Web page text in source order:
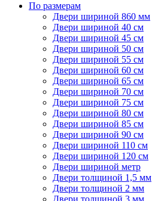
По размерам
Двери шириной 860 мм
Двери шириной 40 см
Двери шириной 45 см
Двери шириной 50 см
Двери шириной 55 см
Двери шириной 60 см
Двери шириной 65 см
Двери шириной 70 см
Двери шириной 75 см
Двери шириной 80 см
Двери шириной 85 см
Двери шириной 90 см
Двери шириной 110 см
Двери шириной 120 см
Двери шириной метр
Двери толщиной 1,5 мм
Двери толщиной 2 мм
Двери толщиной 3 мм